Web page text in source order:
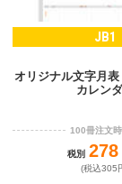
JB1
オリジナル文字月
カレン
100冊注文
税別 278
(税込305